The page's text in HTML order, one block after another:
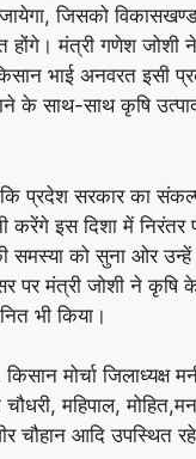
जिसको
होंगे। मंत्री गणेश जोशी
भाई अनवरत इसी
के साथ-साथ कृषि
कि प्रदेश सरकार का
करेंगे इस दिशा में निरंतर
समस्या को सुना ओर उन्हें
पर मंत्री जोशी ने कृषि
भी किया।
मोर्चा जिलाध्यक्ष
महिपाल,
चौहान आदि उपस्थित